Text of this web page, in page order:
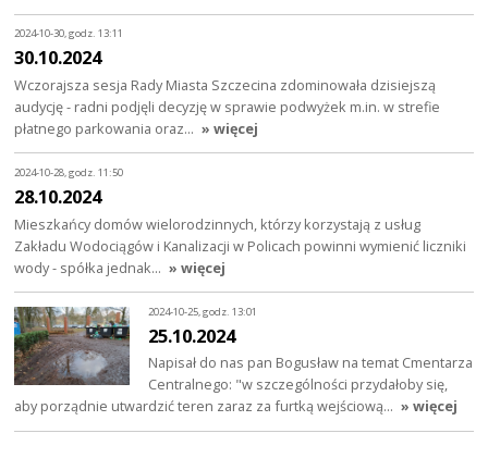
2024-10-30, godz. 13:11
30.10.2024
Wczorajsza sesja Rady Miasta Szczecina zdominowała dzisiejszą
audycję - radni podjęli decyzję w sprawie podwyżek m.in. w strefie
płatnego parkowania oraz… » więcej
2024-10-28, godz. 11:50
28.10.2024
Mieszkańcy domów wielorodzinnych, którzy korzystają z usług
Zakładu Wodociągów i Kanalizacji w Policach powinni wymienić liczniki
wody - spółka jednak… » więcej
2024-10-25, godz. 13:01
25.10.2024
Napisał do nas pan Bogusław na temat Cmentarza
Centralnego: "w szczególności przydałoby się,
aby porządnie utwardzić teren zaraz za furtką wejściową… » więcej